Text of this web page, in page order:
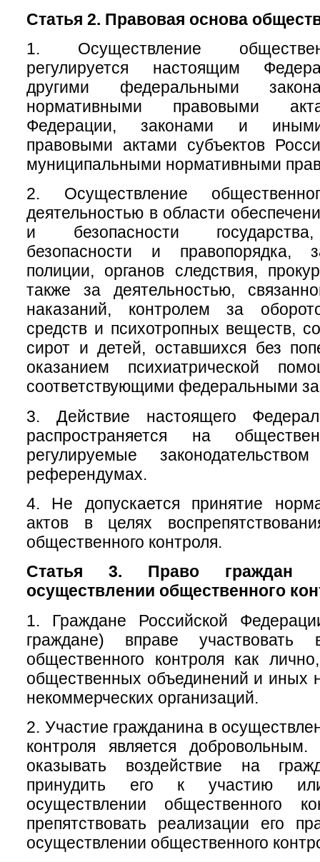
Статья 2. Правовая основа
1. Осуществление
регулируется настоящим
другими федеральными
нормативными правовыми
Федерации, законами и
правовыми актами субъектов
муниципальными нормативными
2. Осуществление
деятельностью в области
и безопасности
безопасности и правопорядка,
полиции, органов следствия,
также за деятельностью,
наказаний, контролем за
средств и психотропных веществ,
сирот и детей, оставшихся без
оказанием психиатрической
соответствующими федеральными
3. Действие настоящего
распространяется на
регулируемые
референдумах.
4. Не допускается принятие
актов в целях
общественного контроля.
Статья 3. Право граждан
осуществлении общественного
1. Граждане Российской
граждане) вправе участвовать
общественного контроля как
общественных объединений и иных
некоммерческих организаций.
2. Участие гражданина в
контроля является
оказывать воздействие на
принудить его к участию
осуществлении общественного
препятствовать реализации его
осуществлении общественного